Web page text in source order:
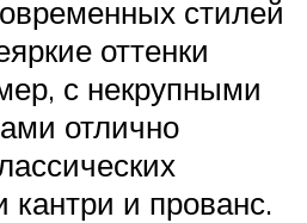
стилей
оттенки
с некрупными
отлично
кантри и прованс.